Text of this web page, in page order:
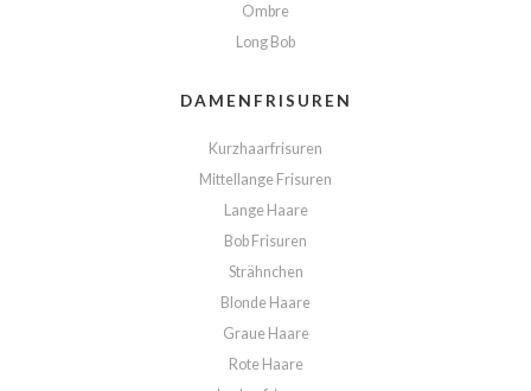
Ombre
Long Bob
DAMENFRISUREN
Kurzhaarfrisuren
Mittellange Frisuren
Lange Haare
Bob Frisuren
Strähnchen
Blonde Haare
Graue Haare
Rote Haare